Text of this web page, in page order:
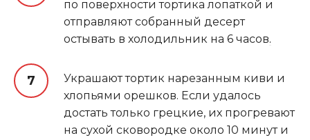
по поверхности тортика лопаткой и
отправляют собранный десерт
остывать в холодильник на 6 часов.
Украшают тортик нарезанным киви и
хлопьями орешков. Если удалось
достать только грецкие, их прогревают
на сухой сковородке около 10 минут и